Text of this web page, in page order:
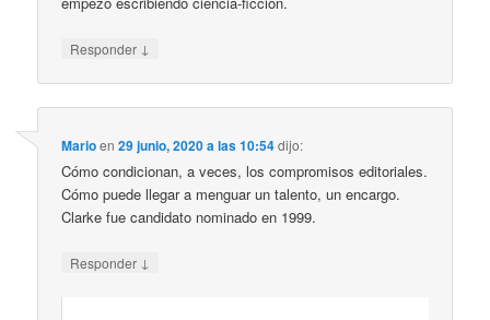
Responder ↓
Marioen29 junio, 2020 a las 10:54dijo:
Cómo condicionan, a veces, los compromisos editoriales.
Cómo puede llegar a menguar un talento, un encargo.
Clarke fue candidato nominado en 1999.
Responder ↓